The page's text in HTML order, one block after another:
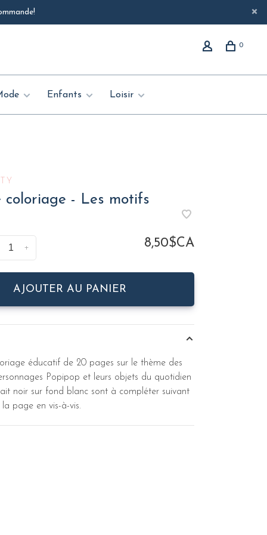
0
Enfants Loisir
coloriage - Les motifs
+ 8,50$CA
AJOUTER AU PANIER
éducatif de 20 pages sur le thème des
Popipop et leurs objets du quotidien
noir sur fond blanc sont à compléter suivant
la page en vis-à-vis.